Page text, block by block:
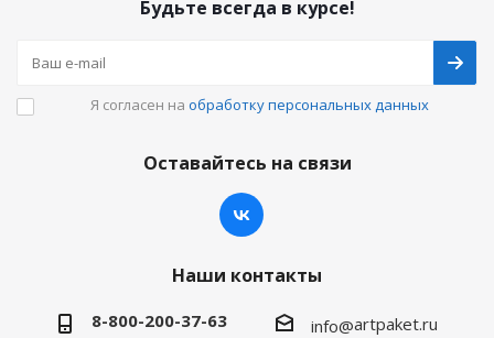
Будьте всегда в курсе!
Я согласен на обработку персональных данных
Оставайтесь на связи
Наши контакты
8-800-200-37-63 info@artpaket.ru